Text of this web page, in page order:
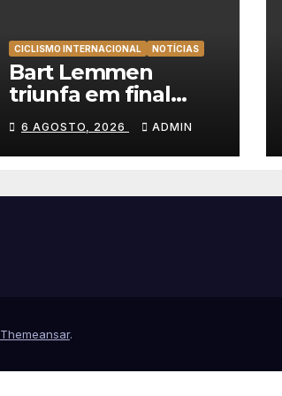
CICLISMO INTERNACIONAL NOTÍCIAS
Bart Lemmen
triunfa em final
emocionante e
alcança a primeira
vitória da carreira na
6 AGOSTO, 2026 ADMIN
Themeansar.